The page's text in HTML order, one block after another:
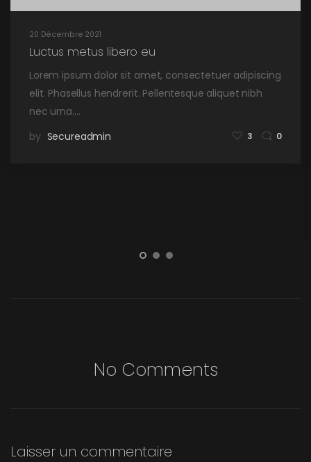
20 Décembre 2021
Luctus metus libero eu
Lorem ipsum dolor sit amet, consectetuer adipiscing
elit. Phasellus hendrerit. Pellentesque aliquet nibh
nec urna.…
by Secureadmin 3 0
No Comments
Laisser un commentaire